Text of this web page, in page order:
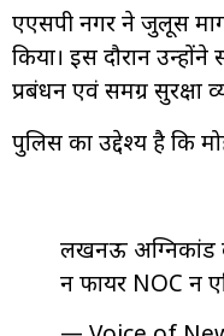
एएसपी नगर ने जुलूस
किया। इस दौरान
प्रबंधन एवं समग्र सुरक्षा
पुलिस का उद्देश्य है कि
लखनऊ अग्निकांड
न फायर NOC न